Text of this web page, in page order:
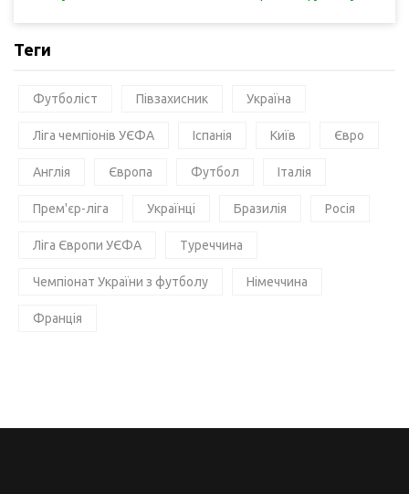
Теги
Футболіст Півзахисник Україна
Ліга чемпіонів УЄФА Іспанія Київ Євро
Англія Європа Футбол Італія
Прем'єр-ліга Українці Бразилія Росія
Ліга Європи УЄФА Туреччина
Чемпіонат України з футболу Німеччина
Франція